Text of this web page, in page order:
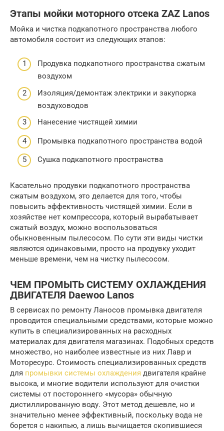
Этапы мойки моторного отсека ZAZ Lanos
Мойка и чистка подкапотного пространства любого
автомобиля состоит из следующих этапов:
Продувка подкапотного пространства сжатым
воздухом
Изоляция/демонтаж электрики и закупорка
воздуховодов
Нанесение чистящей химии
Промывка подкапотного пространства водой
Сушка подкапотного пространства
Касательно продувки подкапотного пространства
сжатым воздухом, это делается для того, чтобы
повысить эффективность чистящей химии. Если в
хозяйстве нет компрессора, который вырабатывает
сжатый воздух, можно воспользоваться
обыкновенным пылесосом. По сути эти виды чистки
являются одинаковыми, просто на продувку уходит
меньше времени, чем на чистку пылесосом.
ЧЕМ ПРОМЫТЬ СИСТЕМУ ОХЛАЖДЕНИЯ
ДВИГАТЕЛЯ Daewoo Lanos
В сервисах по ремонту Ланосов промывка двигателя
проводится специальными средствами, которые можно
купить в специализированных на расходных
материалах для двигателя магазинах. Подобных средств
множество, но наиболее известные из них Лавр и
Моторесурс. Стоимость специализированных средств
для промывки системы охлаждения двигателя крайне
высока, и многие водители используют для очистки
системы от постороннего «мусора» обычную
дистиллированную воду. Этот метод дешевле, но и
значительно менее эффективный, поскольку вода не
борется с накипью, а лишь вычищается скопившиеся